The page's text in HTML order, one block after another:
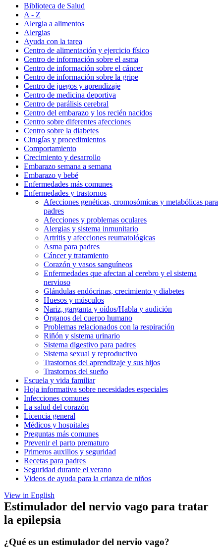
Biblioteca de Salud
A - Z
Alergia a alimentos
Alergias
Ayuda con la tarea
Centro de alimentación y ejercicio físico
Centro de información sobre el asma
Centro de información sobre el cáncer
Centro de información sobre la gripe
Centro de juegos y aprendizaje
Centro de medicina deportiva
Centro de parálisis cerebral
Centro del embarazo y los recién nacidos
Centro sobre diferentes afecciones
Centro sobre la diabetes
Cirugías y procedimientos
Comportamiento
Crecimiento y desarrollo
Embarazo semana a semana
Embarazo y bebé
Enfermedades más comunes
Enfermedades y trastornos
Afecciones genéticas, cromosómicas y metabólicas para
padres
Afecciones y problemas oculares
Alergias y sistema inmunitario
Artritis y afecciones reumatológicas
Asma para padres
Cáncer y tratamiento
Corazón y vasos sanguíneos
Enfermedades que afectan al cerebro y el sistema
nervioso
Glándulas endócrinas, crecimiento y diabetes
Huesos y músculos
Nariz, garganta y oídos/Habla y audición
Órganos del cuerpo humano
Problemas relacionados con la respiración
Riñón y sistema urinario
Sistema digestivo para padres
Sistema sexual y reproductivo
Trastornos del aprendizaje y sus hijos
Trastornos del sueño
Escuela y vida familiar
Hoja informativa sobre necesidades especiales
Infecciones comunes
La salud del corazón
Licencia general
Médicos y hospitales
Preguntas más comunes
Prevenir el parto prematuro
Primeros auxilios y seguridad
Recetas para padres
Seguridad durante el verano
Videos de ayuda para la crianza de niños
View in English
Estimulador del nervio vago para tratar
la epilepsia
¿Qué es un estimulador del nervio vago?